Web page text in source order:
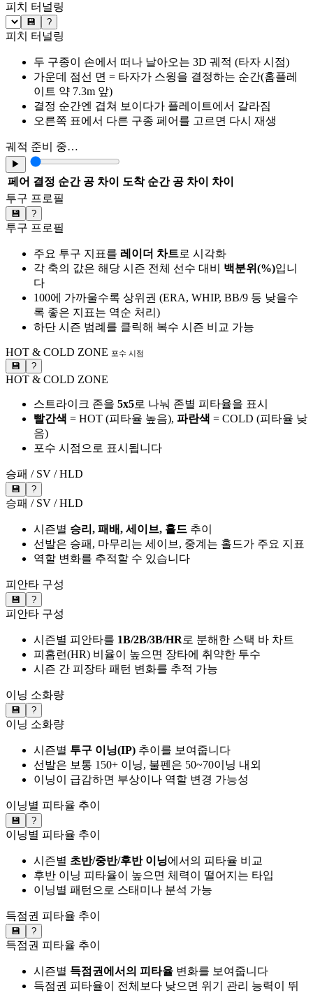
피치 터널링
💾 ?
피치 터널링
두 구종이 손에서 떠나 날아오는 3D 궤적 (타자 시점)
가운데 점선 면 = 타자가 스윙을 결정하는 순간(홈플레
이트 약 7.3m 앞)
결정 순간엔 겹쳐 보이다가 플레이트에서 갈라짐
오른쪽 표에서 다른 구종 페어를 고르면 다시 재생
궤적 준비 중…
▶
페어 결정 순간 공 차이 도착 순간 공 차이
차이
투구 프로필
💾 ?
투구 프로필
주요 투구 지표를 레이더 차트로 시각화
각 축의 값은 해당 시즌 전체 선수 대비 백분위(%)입니
다
100에 가까울수록 상위권 (ERA, WHIP, BB/9 등 낮을수
록 좋은 지표는 역순 처리)
하단 시즌 범례를 클릭해 복수 시즌 비교 가능
HOT & COLD ZONE 포수 시점
💾 ?
HOT & COLD ZONE
스트라이크 존을 5x5로 나눠 존별 피타율을 표시
빨간색 = HOT (피타율 높음), 파란색 = COLD (피타율 낮
음)
포수 시점으로 표시됩니다
승패 / SV / HLD
💾 ?
승패 / SV / HLD
시즌별 승리, 패배, 세이브, 홀드 추이
선발은 승패, 마무리는 세이브, 중계는 홀드가 주요 지표
역할 변화를 추적할 수 있습니다
피안타 구성
💾 ?
피안타 구성
시즌별 피안타를 1B/2B/3B/HR로 분해한 스택 바 차트
피홈런(HR) 비율이 높으면 장타에 취약한 투수
시즌 간 피장타 패턴 변화를 추적 가능
이닝 소화량
💾 ?
이닝 소화량
시즌별 투구 이닝(IP) 추이를 보여줍니다
선발은 보통 150+ 이닝, 불펜은 50~70이닝 내외
이닝이 급감하면 부상이나 역할 변경 가능성
이닝별 피타율 추이
💾 ?
이닝별 피타율 추이
시즌별 초반/중반/후반 이닝에서의 피타율 비교
후반 이닝 피타율이 높으면 체력이 떨어지는 타입
이닝별 패턴으로 스태미나 분석 가능
득점권 피타율 추이
💾 ?
득점권 피타율 추이
시즌별 득점권에서의 피타율 변화를 보여줍니다
득점권 피타율이 전체보다 낮으면 위기 관리 능력이 뛰